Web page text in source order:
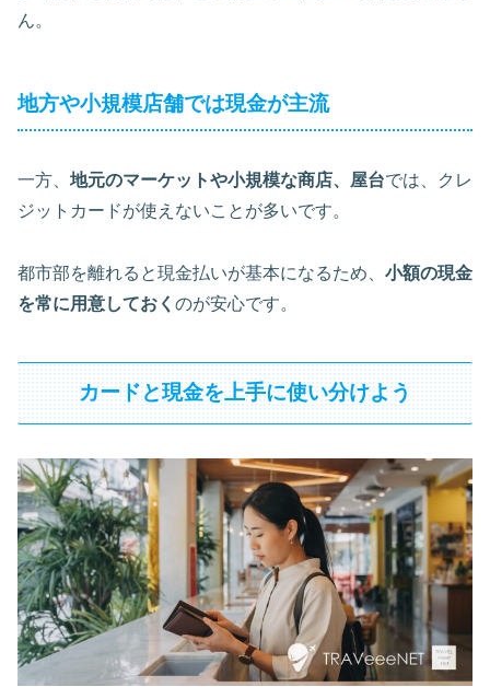
ん。
地方や小規模店舗では現金が主流
一方、 地元のマーケットや小規模な商店、屋台では、クレ
ジットカードが使えないことが多いです。
都市部を離れると現金払いが基本になるため、 小額の現金
を常に用意しておく のが安心です。
カードと現金を上手に使い分けよう